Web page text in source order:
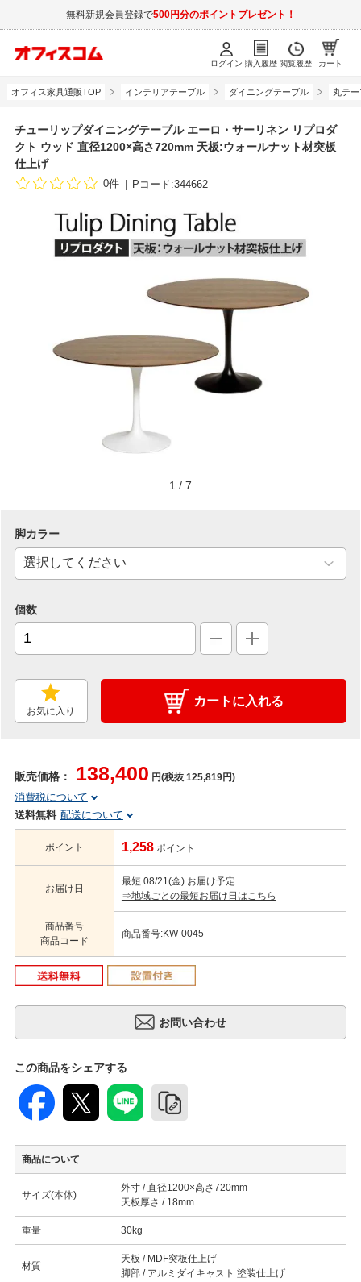
無料新規会員登録で500円分のポイントプレゼント！
ログイン 購入履歴 閲覧履歴 カート
オフィス家具通販TOP インテリアテーブル ダイニングテーブル 丸テ
チューリップダイニングテーブル エーロ・サーリネン リプロダ
クト ウッド 直径1200×高さ720mm 天板:ウォールナット材突板
仕上げ
0件 Pコード:344662
1 / 7
脚カラー
個数
お気に入り
カートに入れる
販売価格： 138,400 円(税抜 125,819円)
消費税について
送料無料 配送について
ポイント 1,258 ポイント
お届け日
最短 08/21(金) お届け予定
⇒地域ごとの最短お届け日はこちら
商品番号
商品コード
商品番号:KW-0045
この商品をシェアする
商品について
サイズ(本体)
外寸 / 直径1200×高さ720mm
天板厚さ / 18mm
重量 30kg
材質
天板 / MDF突板仕上げ
脚部 / アルミダイキャスト 塗装仕上げ